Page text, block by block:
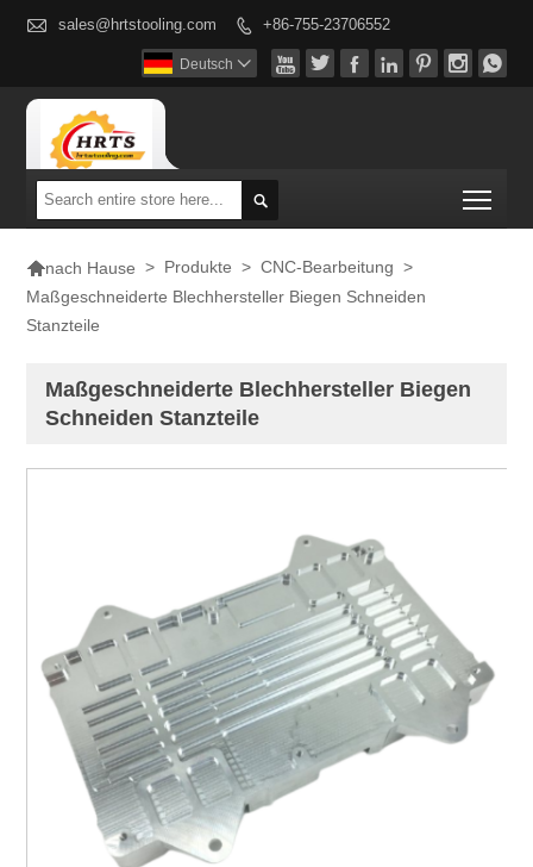
 sales@hrtstooling.com  +86-755-23706552
      
Deutsch 

nach Hause > Produkte > CNC-Bearbeitung >
Maßgeschneiderte Blechhersteller Biegen Schneiden
Stanzteile
Maßgeschneiderte Blechhersteller Biegen
Schneiden Stanzteile